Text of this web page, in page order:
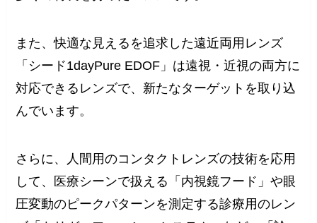
また、快適な見えるを追求した遠近両用レンズ
「シード1dayPure EDOF」は遠視・近視の両方に
対応できるレンズで、新たなターゲットを取り込
んでいます。
さらに、人間用のコンタクトレンズの技術を応用
して、医療シーンで扱える「内視鏡フード」や眼
圧変動のピークパターンを測定する診療用のレン